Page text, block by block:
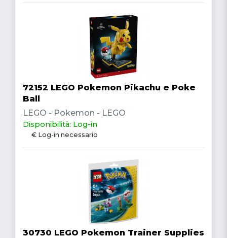
72152 LEGO Pokemon Pikachu e Poke
Ball
LEGO - Pokemon - LEGO
Disponibilità: Log-in
€ Log-in necessario
30730 LEGO Pokemon Trainer Supplies